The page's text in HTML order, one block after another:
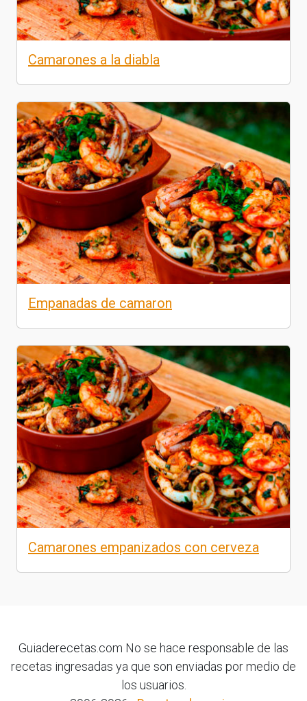
Camarones a la diabla
Empanadas de camaron
Camarones empanizados con cerveza
Guiaderecetas.com No se hace responsable de las
recetas ingresadas ya que son enviadas por medio de
los usuarios.